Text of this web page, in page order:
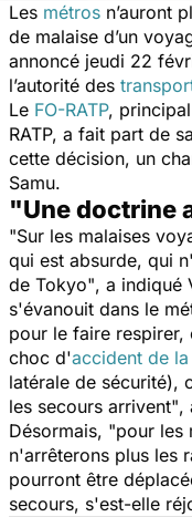
Les métros n’auront
de malaise d’un
annoncé jeudi 22
l’autorité des
Le FO-RATP,
RATP, a fait part de
cette décision, un
Samu.
"Une doctrine
"Sur les malaises
qui est absurde, qui
de Tokyo", a indiqué
s'évanouit dans le
pour le faire
choc d'accident de
latérale de sécurité),
les secours arrivent",
Désormais, "pour les
n'arrêterons plus les
pourront être
secours, s'est-elle